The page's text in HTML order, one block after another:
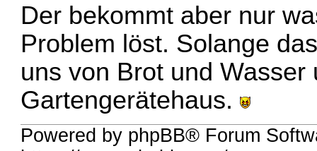
Der bekommt aber nur
Problem löst. Solange
uns von Brot und Wasser
Gartengerätehaus.
Powered by phpBB® Forum